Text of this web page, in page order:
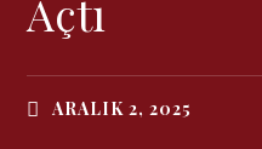
Açtı
ARALIK 2, 2025